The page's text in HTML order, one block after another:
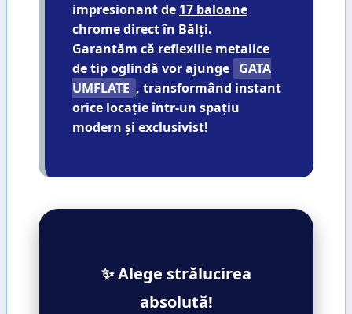
impresionant de 17 baloane
chromedirect în Bălți.
Garantăm că reflexiile metalice
de tip oglindă vor ajunge GATA
UMFLATE , transformând instant
orice locație într-un spațiu
modern și exclusivist!
✨ Alege strălucirea
absolută!